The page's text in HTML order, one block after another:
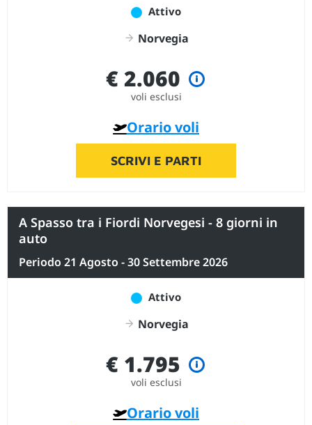
Attivo
Norvegia
€ 2.060
voli esclusi
Orario voli
SCRIVI E PARTI
A Spasso tra i Fiordi Norvegesi - 8 giorni in
auto
Periodo 21 Agosto - 30 Settembre 2026
Attivo
Norvegia
€ 1.795
voli esclusi
Orario voli